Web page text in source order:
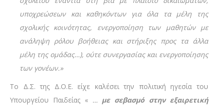
υποχρεώσεων και καθηκόντων για όλα τα μέλη της
σχολικής κοινότητας, ενεργοποίηση των μαθητών με
ανάληψη ρόλου βοήθειας και στήριξης προς τα άλλα
μέλη της ομάδας…), ούτε συνεργασίας και ενεργοποίησης
των γονέων.»
Το Δ.Σ. της Δ.Ο.Ε. είχε καλέσει την πολιτική ηγεσία του
Υπουργείου Παιδείας «… με σεβασμό στην εξαιρετική